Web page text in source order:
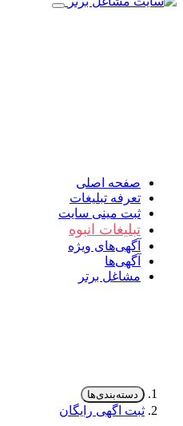
صفحه اصلی
تعرفه تبلیغات
ثبت مینی سایت
تبلیغات انبوه
آگهی‌های ویژه
آگهی‌ها
مشاغل برتر
دسته‌بندی‌ها
ثبت اگهی رایگان